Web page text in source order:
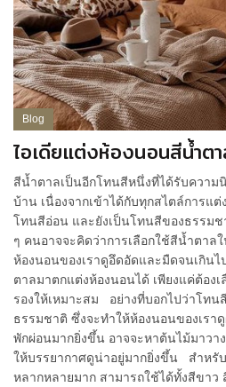
Blog
ไอเดียแต่งห้องนอนสีน้ำต
สีน้ำตาลเป็นอีกโทนสีหนึ่งที่ได้รับความ
บ้าน เนื่องจากเข้าได้กับทุกสไตล์การแ
โทนสีอ่อน และยังเป็นโทนสีของธรรม
ๆ คนอาจจะคิดว่าการเลือกใช้สีน้ำตาล
ห้องนอนของเราดูอึดอัดและมืดจนเกิน
ตาลมาตกแต่งห้องนอนได้ เพียงแค่ต้อง
รองให้เหมาะสม อย่างที่บอกไปว่าโท
ธรรมชาติ ซึ่งจะทำให้ห้องนอนของเรา
พักผ่อนมากยิ่งขึ้น อาจจะหาต้นไม้มาวา
ให้บรรยากาศดูน่าอยู่มากยิ่งขึ้น สำหรั
หลากหลายมาก สามารถใช้ได้ทั้งสีขาว